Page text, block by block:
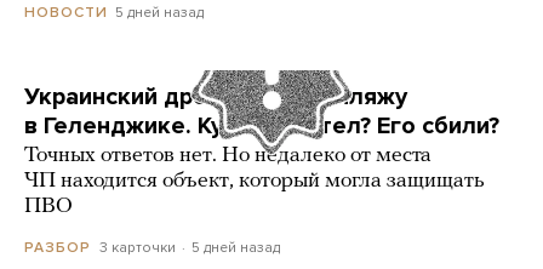
НОВОСТИ 5 дней назад
Украинский дрон попал по пляжу
в Геленджике. Куда он летел? Его сбили?
Точных ответов нет. Но недалеко от места
ЧП находится объект, который могла защищать
ПВО
РАЗБОР 3 карточки 5 дней назад